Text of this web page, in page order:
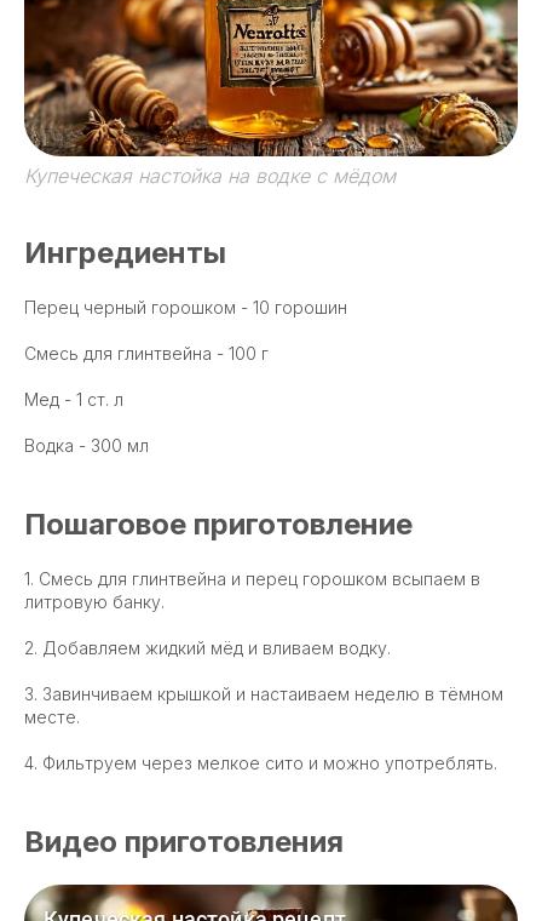
Купеческая настойка на водке с мёдом
Ингредиенты
Перец черный горошком - 10 горошин
Смесь для глинтвейна - 100 г
Мед - 1 ст. л
Водка - 300 мл
Пошаговое приготовление
1. Смесь для глинтвейна и перец горошком всыпаем в
литровую банку.
2. Добавляем жидкий мёд и вливаем водку.
3. Завинчиваем крышкой и настаиваем неделю в тёмном
месте.
4. Фильтруем через мелкое сито и можно употреблять.
Видео приготовления